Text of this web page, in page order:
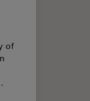
of